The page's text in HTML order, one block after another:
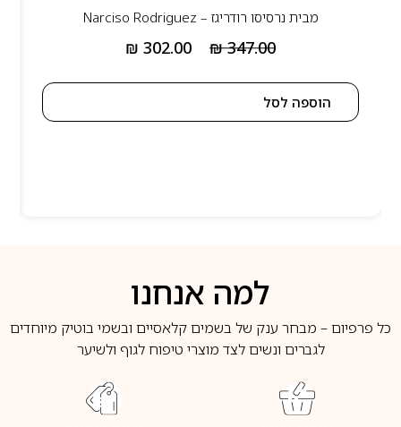
מבית נרסיסו רודריגז – Narciso Rodriguez
₪347.00
₪ 302.00
הוספה לסל
למה אנחנו
כל פרפיום – מבחר ענק של בשמים קלאסיים ובשמי בוטיק מיוחדים
לגברים ונשים לצד מוצרי טיפוח לגוף ולשיער